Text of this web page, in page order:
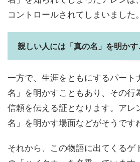
コントロールされてしまいました。
親しい人には「真の名」を明かす
一方で、生涯をともにするパート
名」を明かすこともあり、その行
信頼を伝える証となります。アレ
名」を明かす場面などがそうです
それから、この物語に出てくるゲ